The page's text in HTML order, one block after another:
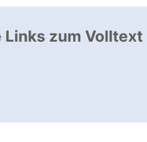
zum Volltext
Link, öffnet neues